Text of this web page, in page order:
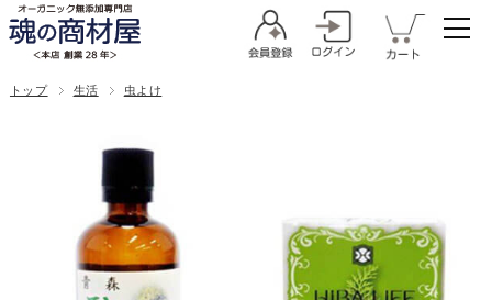
トップ 生活 虫よけ